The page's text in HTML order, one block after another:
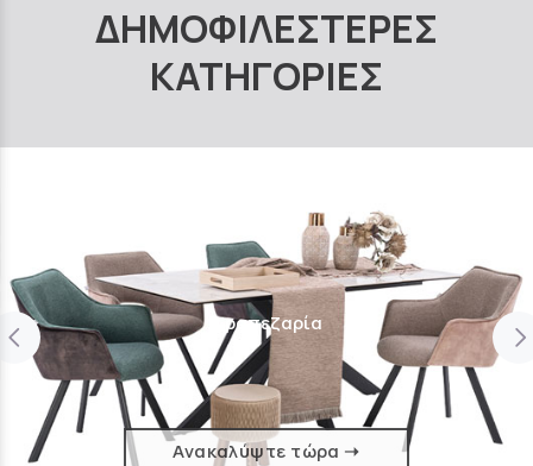
ΔΗΜΟΦΙΛΕΣΤΕΡΕΣ
ΚΑΤΗΓΟΡΙΕΣ
Τραπεζαρία
Ανακαλύψτε τώρα ➝